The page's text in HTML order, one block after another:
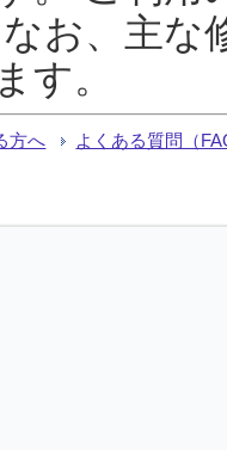
お、主な
す。
方へ よくある質問（